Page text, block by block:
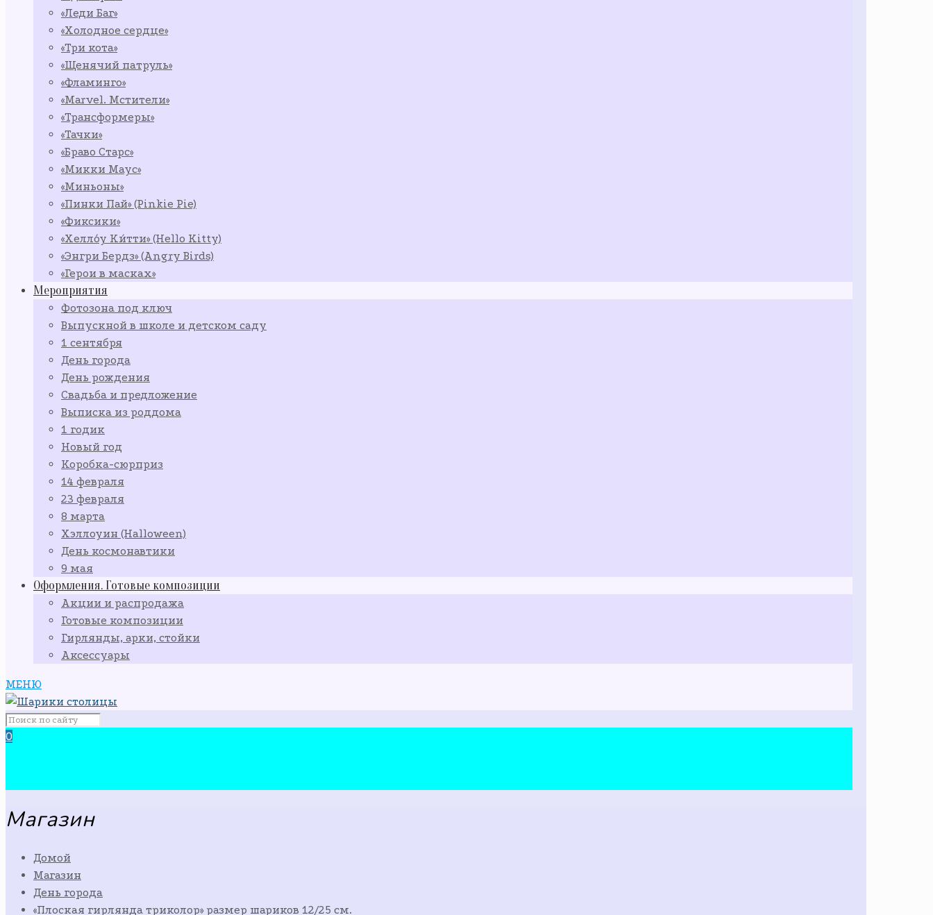
«Леди Баг»
«Холодное сердце»
«Три кота»
«Щенячий патруль»
«Фламинго»
«Marvel. Мстители»
«Трансформеры»
«Тачки»
«Браво Старс»
«Микки Маус»
«Миньоны»
«Пинки Пай» (Pinkie Pie)
«Фиксики»
«Хелло́у Ки́тти» (Hello Kitty)
«Энгри Бердз» (Angry Birds)
«Герои в масках»
Мероприятия
Фотозона под ключ
Выпускной в школе и детском саду
1 сентября
День города
День рождения
Свадьба и предложение
Выписка из роддома
1 годик
Новый год
Коробка-сюрприз
14 февраля
23 февраля
8 марта
Хэллоуин (Halloween)
День космонавтики
9 мая
Оформления. Готовые композиции
Акции и распродажа
Готовые композиции
Гирлянды, арки, стойки
Аксессуары
МЕНЮ
0
Магазин
Домой
Магазин
День города
«Плоская гирлянда триколор» размер шариков 12/25 см.